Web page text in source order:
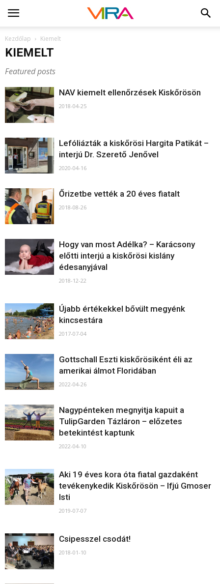
Kezdőlap Kiemelt
KIEMELT
Featured posts
NAV kiemelt ellenőrzések Kiskőrösön
2018-04-25
Lefóliázták a kiskőrösi Hargita Patikát –
interjú Dr. Szerető Jenővel
2020-04-16
Őrizetbe vették a 20 éves fiatalt
2018-08-26
Hogy van most Adélka? – Karácsony
előtti interjú a kiskőrösi kislány
édesanyjával
2018-12-22
Újabb értékekkel bővült megyénk
kincsestára
2017-07-04
Gottschall Eszti kiskőrösiként éli az
amerikai álmot Floridában
2022-04-26
Nagypénteken megnyitja kapuit a
TulipGarden Tázláron – előzetes
betekintést kaptunk
2022-04-10
Aki 19 éves kora óta fiatal gazdaként
tevékenykedik Kiskőrösön – Ifjú Gmoser
Isti
2019-07-07
Csipesszel csodát!
2018-01-10